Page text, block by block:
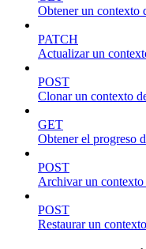
Obtener un contexto
PATCH
Actualizar un
POST
Clonar un contexto
GET
Obtener el progreso
POST
Archivar un
POST
Restaurar un